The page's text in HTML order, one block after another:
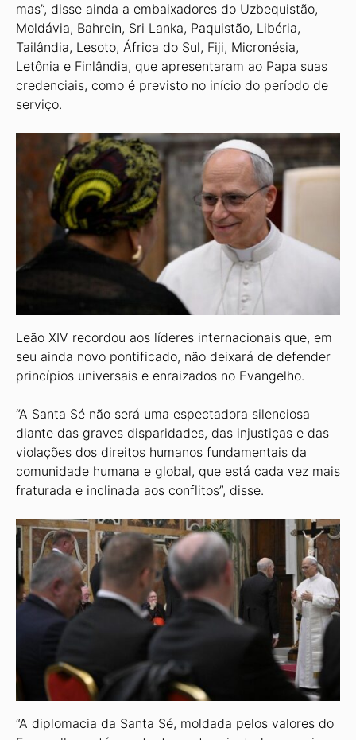
mas”, disse ainda a embaixadores do Uz­bequistão,
Moldávia, Bahrein, Sri Lanka, Paquistão, Libéria,
Tailândia, Lesoto, África do Sul, Fiji, Micronésia,
Letônia e Finlândia, que apresentaram ao Papa suas
credenciais, como é previsto no iní­cio do período de
serviço.
Leão XIV recordou aos líderes inter­nacionais que, em
seu ainda novo ponti­ficado, não deixará de defender
princípios universais e enraizados no Evangelho.
“A Santa Sé não será uma espectadora silenciosa
diante das graves disparidades, das injustiças e das
violações dos direitos humanos fundamentais da
comunidade humana e global, que está cada vez mais
fraturada e inclinada aos conflitos”, disse.
“A diplomacia da Santa Sé, moldada pelos valores do